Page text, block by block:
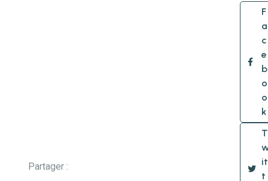
Partager :
F
a
c
e
b
o
o
k
T
it
t